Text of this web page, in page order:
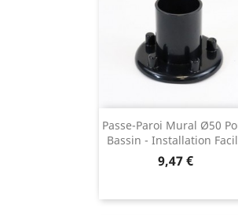
Passe-Paroi Mural Ø50
Bassin - Installation
Prix
9,47 €